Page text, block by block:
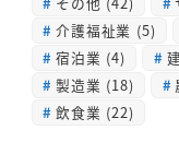
介護福祉業 (5)
宿泊業 (4)
製造業 (18)
飲食業 (22)